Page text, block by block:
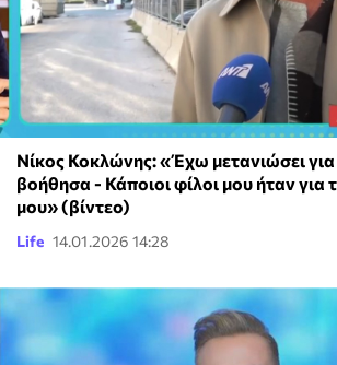
Νίκος Κοκλώνης: «Έχω μετανιώσει
βοήθησα - Κάποιοι φίλοι μου ήταν για
μου» (βίντεο)
Life 14.01.2026 14:28